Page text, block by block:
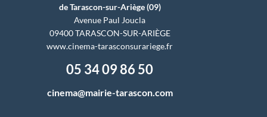
de Tarascon-sur-Ariège (09)
Avenue Paul Joucla
09400 TARASCON-SUR-ARIÈGE
www.cinema-tarasconsurariege.fr
05 34 09 86 50
cinema@mairie-tarascon.com